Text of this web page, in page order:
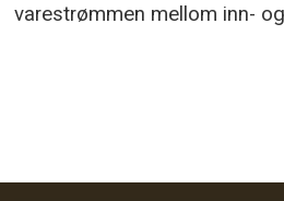
varestrømmen mellom inn-